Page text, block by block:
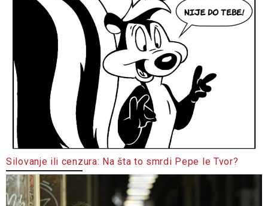
Silovanje ili cenzura: Na šta to smrdi Pepe le Tvor?